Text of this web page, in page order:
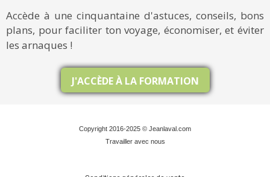
Accède à une cinquantaine d'astuces, conseils, bons
plans, pour faciliter ton voyage, économiser, et éviter
les arnaques !
J'ACCÈDE À LA FORMATION
Copyright 2016-2025 © Jeanlaval.com
Travailler avec nous